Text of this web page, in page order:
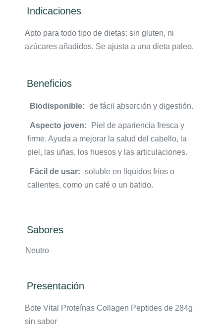
Indicaciones
Apto para todo tipo de dietas: sin gluten, ni
azúcares añadidos. Se ajusta a una dieta paleo.
Beneficios
Biodisponible: de fácil absorción y digestión.
Aspecto joven:
Piel de apariencia fresca y
firme. Ayuda a mejorar la salud del cabello, la
piel, las uñas, los huesos y las articulaciones.
Fácil de usar: soluble en líquidos fríos o
calientes, como un café o un batido.
Sabores
Neutro
Presentación
Bote Vital Proteínas Collagen Peptides de 284g
sin sabor